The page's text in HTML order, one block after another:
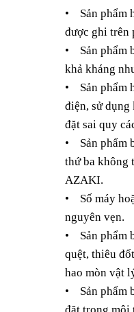
• Sản phẩm
được ghi trên
• Sản phẩm
khả kháng
• Sản phẩm
điện, sử dụng
đặt sai quy
• Sản phẩm
thứ ba không
AZAKI.
• Số máy
nguyên vẹn.
• Sản phẩm
quệt, thiêu
hao mòn vật
• Sản phẩm